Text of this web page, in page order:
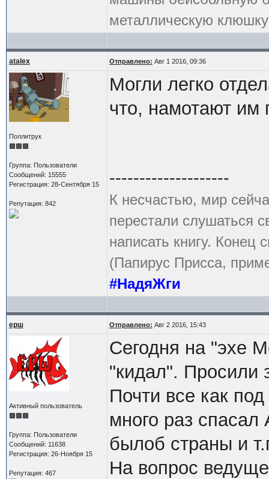
металлическую
atalex Отправлено: Авг 1 2016, 09:36
Поллитрук
Группа: Пользователи
Сообщений: 15555
Регистрация: 28-Сентября 15
Репутация: 842
Могли легко
что, намотают им
--------------------
К несчастью, мир
перестали слушаться
написать книгу. Конец
(Папирус Присса,
#НадяЖги
ерш Отправлено: Авг 2 2016, 15:43
Активный пользователь
Группа: Пользователи
Сообщений: 11638
Регистрация: 26-Ноября 15
Репутация: 467
Сегодня на "эхе
"кидал". Просили
Почти все как
много раз
былоб страны и
На вопрос